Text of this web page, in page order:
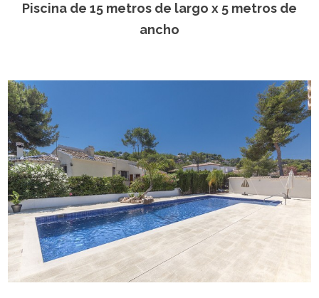
Piscina de 15 metros de largo x 5 metros de
ancho